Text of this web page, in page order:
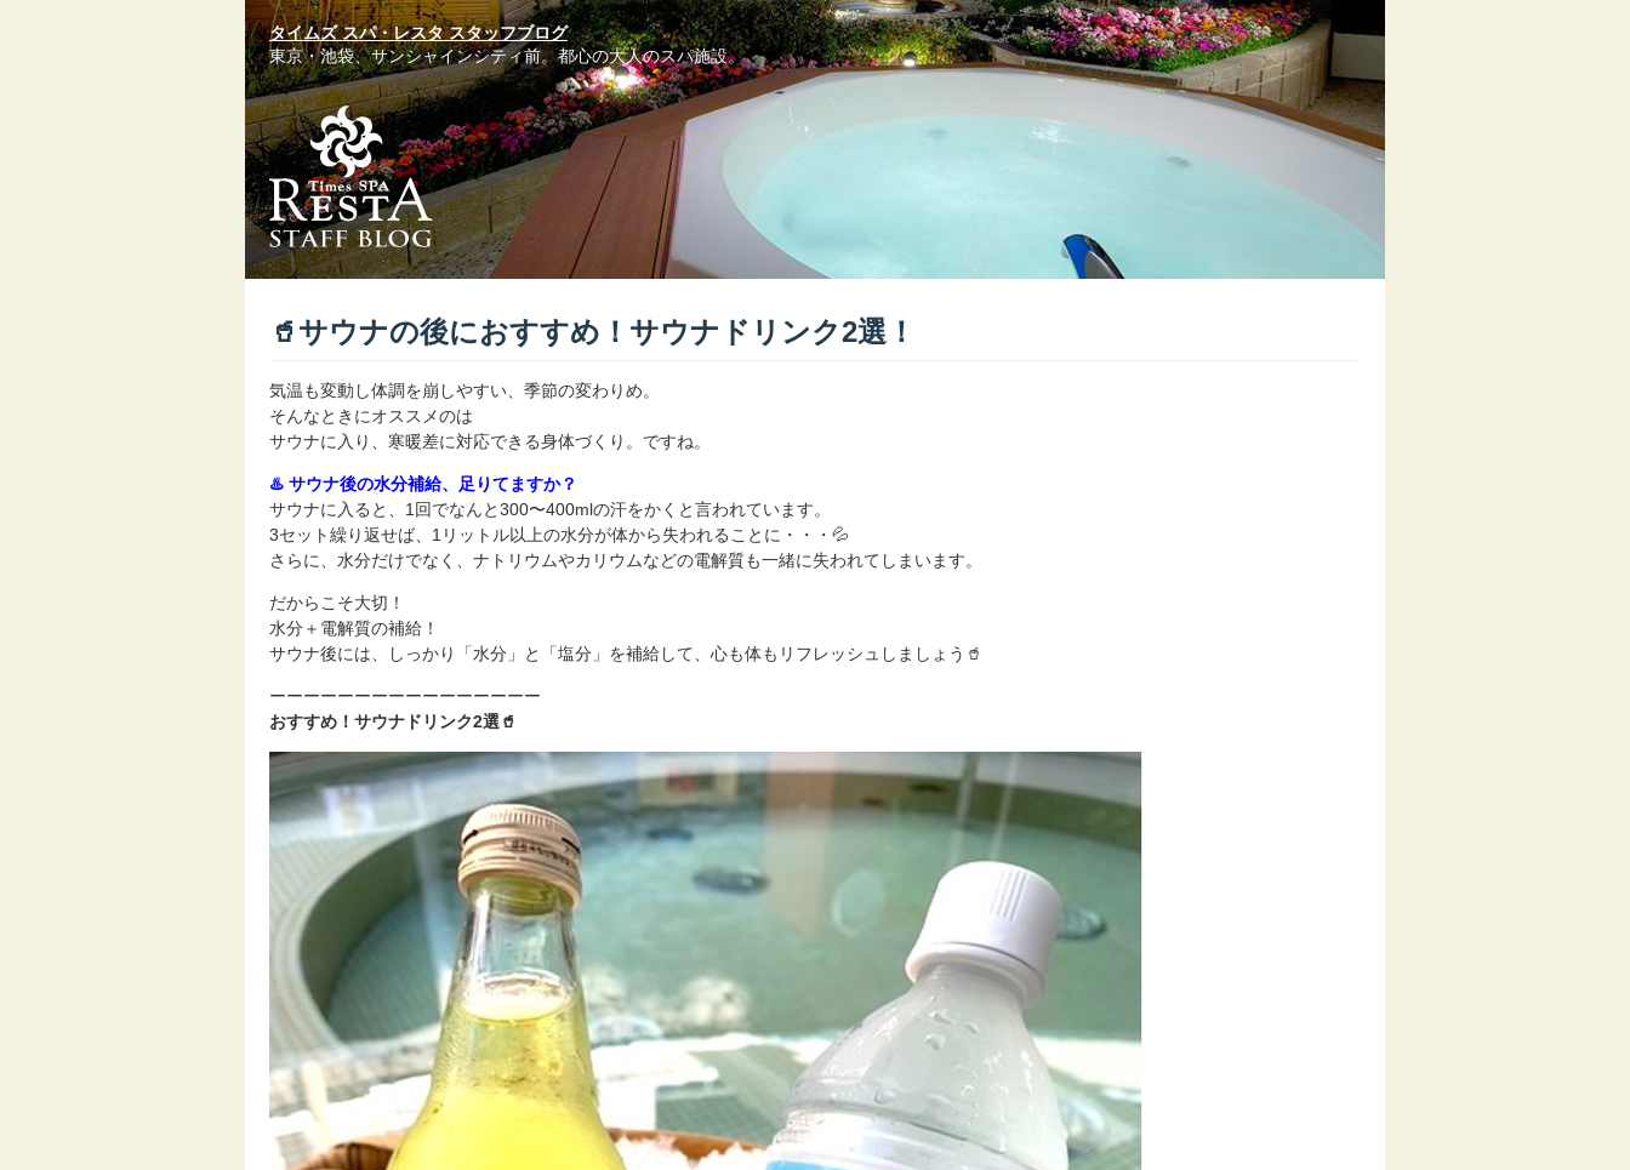
タイムズ スパ・レスタ スタッフブログ
東京・池袋、サンシャインシティ前。都心の大人のスパ施設。
🥤サウナの後におすすめ！サウナドリンク2選！
気温も変動し体調を崩しやすい、季節の変わりめ。
そんなときにオススメのは
サウナに入り、寒暖差に対応できる身体づくり。ですね。
♨️ サウナ後の水分補給、足りてますか？
サウナに入ると、1回でなんと300〜400mlの汗をかくと言われています。
3セット繰り返せば、1リットル以上の水分が体から失われることに・・・💦
さらに、水分だけでなく、ナトリウムやカリウムなどの電解質も一緒に失われてしまいます。
だからこそ大切！
水分＋電解質の補給！
サウナ後には、しっかり「水分」と「塩分」を補給して、心も体もリフレッシュしましょう🥤
ーーーーーーーーーーーーーーーー
おすすめ！サウナドリンク2選🥤